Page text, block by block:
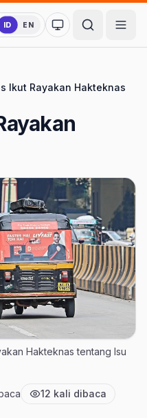
ID EN
Ubah ke mode
Ikut Rayakan Hakteknas
Hakteknas tentang Isu
baca
Jumlah pembaca
12 kali dibaca